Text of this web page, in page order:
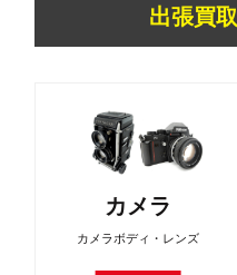
出張買取
カメラ
カメラボディ・レンズ